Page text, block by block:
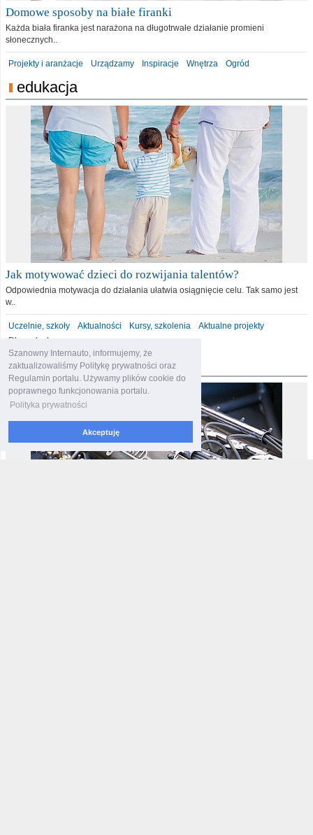
Szanowny Internauto, informujemy, że
zaktualizowaliśmy Politykę prywatności oraz
Regulamin portalu. Używamy plików cookie do
poprawnego funkcjonowania portalu.
Polityka prywatności
Akceptuję
Domowe sposoby na białe firanki
Każda biała firanka jest narażona na długotrwałe działanie promieni
słonecznych..
Projekty i aranżacje Urządzamy Inspiracje Wnętrza Ogród
edukacja
Jak motywować dzieci do rozwijania talentów?
Odpowiednia motywacja do działania ułatwia osiągnięcie celu. Tak samo jest
w..
Uczelnie, szkoły Aktualności Kursy, szkolenia
Aktualne projekty
Dla malucha
motoryzacja